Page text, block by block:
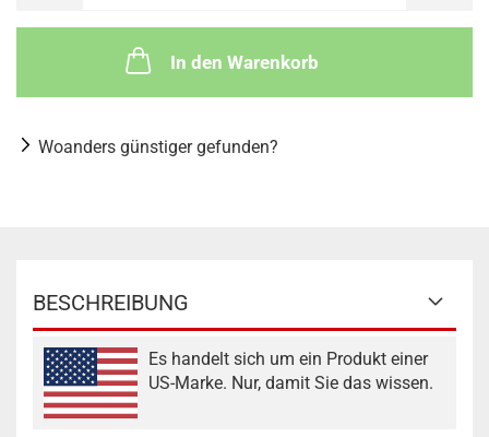
In den Warenkorb
Woanders günstiger gefunden?
BESCHREIBUNG
Es handelt sich um ein Produkt einer
US-Marke. Nur, damit Sie das wissen.